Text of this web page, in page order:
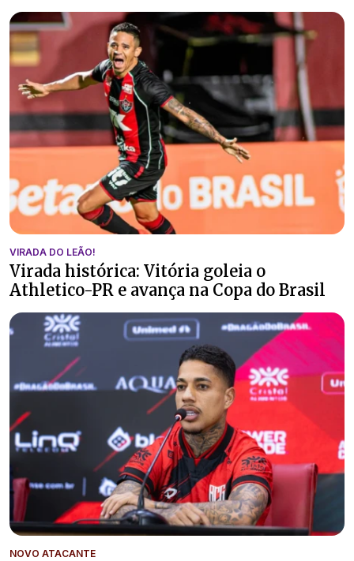
VIRADA DO LEÃO!
Virada histórica: Vitória goleia o
Athletico-PR e avança na Copa do Brasil
NOVO ATACANTE